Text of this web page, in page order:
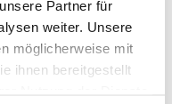
Partner für
weiter. Unsere
möglicherweise mit
ihnen bereitgestellt